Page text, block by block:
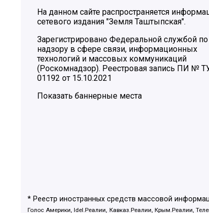
На данном сайте распространяется
сетевого издания "Земля Таштыпская".
Зарегистрировано Федеральной службой по
надзору в сфере связи, информационных
технологий и массовых коммуникаций
(Роскомнадзор). Реестровая запись ПИ №
01192 от 15.10.2021
Показать баннерные места
* Реестр иностранных средств массовой
Голос Америки, Idel.Реалии, Кавказ.Реалии, Крым.Реалии,